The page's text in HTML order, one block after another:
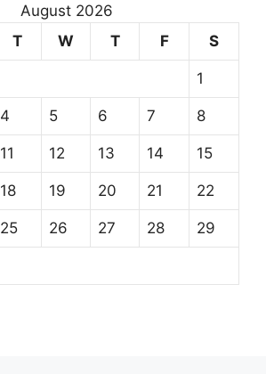
August 2026
T W T F S
1
4 5 6 7 8
11 12 13 14 15
18 19 20 21 22
25 26 27 28 29